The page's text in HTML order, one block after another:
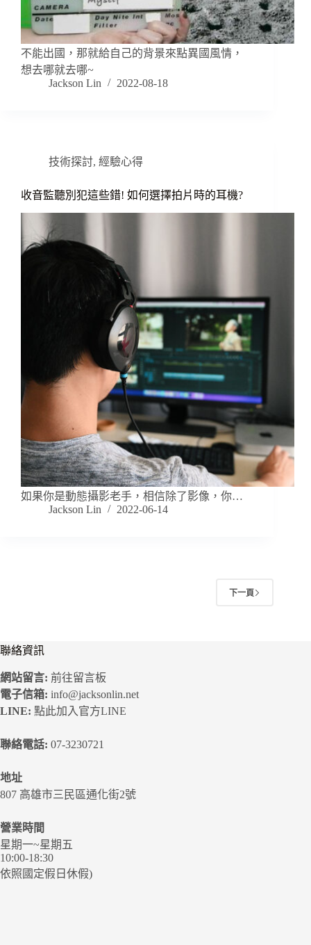
不能出國，那就給自己的背景來點異國風情，
想去哪就去哪~
Jackson Lin
2022-08-18
技術探討, 經驗心得
收音監聽別犯這些錯! 如何選擇拍片時的耳機?
如果你是動態攝影老手，相信除了影像，你…
Jackson Lin
2022-06-14
下一頁
聯絡資訊
網站留言: 前往留言板
電子信箱: info@jacksonlin.net
LINE: 點此加入官方LINE
聯絡電話: 07-3230721
地址
807 高雄市三民區通化街2號
營業時間
星期一~星期五
10:00-18:30
依照國定假日休假)